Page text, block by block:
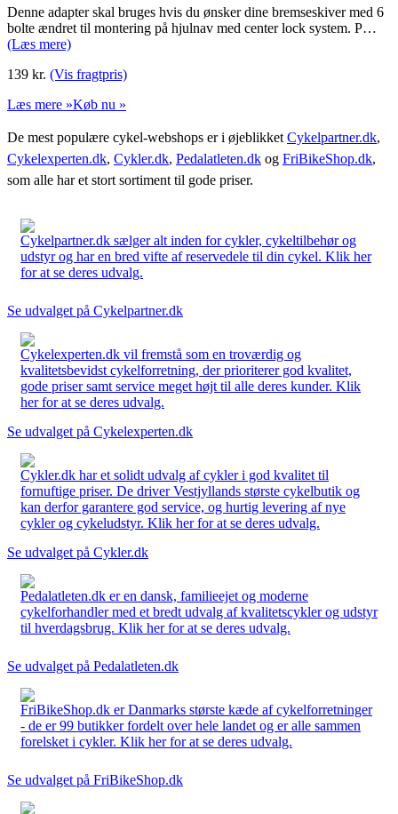
Denne adapter skal bruges hvis du ønsker dine bremseskiver med 6
bolte ændret til montering på hjulnav med center lock system. P…
(Læs mere)
139 kr. (Vis fragtpris)
Læs mere »Køb nu »
De mest populære cykel-webshops er i øjeblikket Cykelpartner.dk,
Cykelexperten.dk, Cykler.dk, Pedalatleten.dk og FriBikeShop.dk,
som alle har et stort sortiment til gode priser.
Cykelpartner.dk sælger alt inden for cykler, cykeltilbehør og
udstyr og har en bred vifte af reservedele til din cykel. Klik her
for at se deres udvalg.
Se udvalget på Cykelpartner.dk
Cykelexperten.dk vil fremstå som en troværdig og
kvalitetsbevidst cykelforretning, der prioriterer god kvalitet,
gode priser samt service meget højt til alle deres kunder. Klik
her for at se deres udvalg.
Se udvalget på Cykelexperten.dk
Cykler.dk har et solidt udvalg af cykler i god kvalitet til
fornuftige priser. De driver Vestjyllands største cykelbutik og
kan derfor garantere god service, og hurtig levering af nye
cykler og cykeludstyr. Klik her for at se deres udvalg.
Se udvalget på Cykler.dk
Pedalatleten.dk er en dansk, familieejet og moderne
cykelforhandler med et bredt udvalg af kvalitetscykler og udstyr
til hverdagsbrug. Klik her for at se deres udvalg.
Se udvalget på Pedalatleten.dk
FriBikeShop.dk er Danmarks største kæde af cykelforretninger
- de er 99 butikker fordelt over hele landet og er alle sammen
forelsket i cykler. Klik her for at se deres udvalg.
Se udvalget på FriBikeShop.dk